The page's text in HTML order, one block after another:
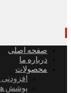
صفحه اصلی
درباره ما
محصولات
پوشش